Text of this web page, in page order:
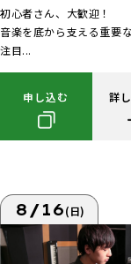
初心者さん、大歓迎！
音楽を底から支える重要
注目...
申し込む 詳
8/16(日)